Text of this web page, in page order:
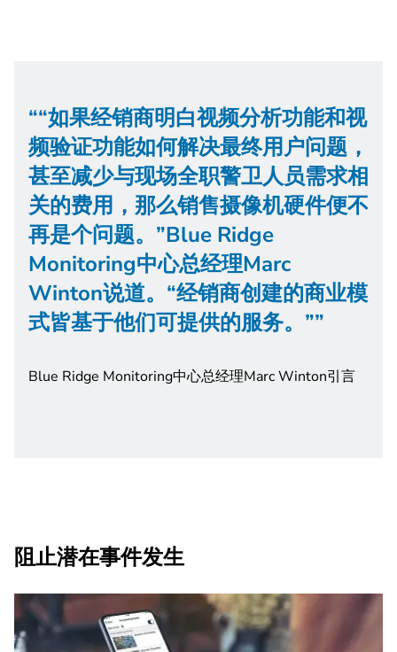
“如果经销商明白视频分析功能和视
频验证功能如何解决最终用户问题，
甚至减少与现场全职警卫人员需求相
关的费用，那么销售摄像机硬件便不
再是个问题。”Blue Ridge
Monitoring中心总经理Marc
Winton说道。“经销商创建的商业模
式皆基于他们可提供的服务。”
Blue Ridge Monitoring中心总经理Marc Winton引言
阻止潜在事件发生